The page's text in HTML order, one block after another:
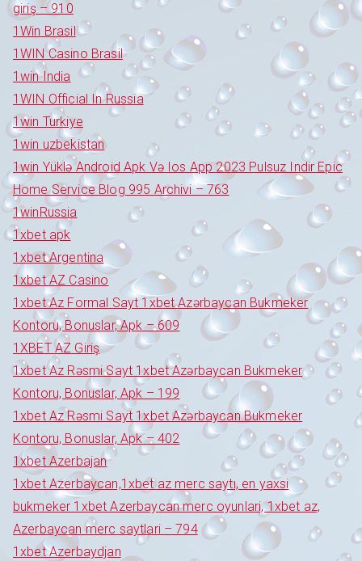
giriş – 910
1Win Brasil
1WIN Casino Brasil
1win India
1WIN Official In Russia
1win Turkiye
1win uzbekistan
1win Yüklə Android Apk Və Ios App 2023 Pulsuz Indir Epic
Home Service Blog 995 Archivi – 763
1winRussia
1xbet apk
1xbet Argentina
1xbet AZ Casino
1xbet Az Formal Sayt 1xbet Azərbaycan Bukmeker
Kontoru, Bonuslar, Apk – 609
1XBET AZ Giriş
1xbet Az Rəsmi Sayt 1xbet Azərbaycan Bukmeker
Kontoru, Bonuslar, Apk – 199
1xbet Az Rəsmi Sayt 1xbet Azərbaycan Bukmeker
Kontoru, Bonuslar, Apk – 402
1xbet Azerbajan
1xbet Azerbaycan,1xbet az merc saytı, en yaxsi
bukmeker 1xbet Azerbaycan merc oyunlari, 1xbet az,
Azerbaycan merc saytlari – 794
1xbet Azerbaydjan